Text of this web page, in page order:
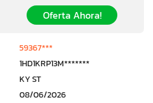
Oferta Ahora!
59367***
1HD1KRP13M*******
KY ST
08/06/2026